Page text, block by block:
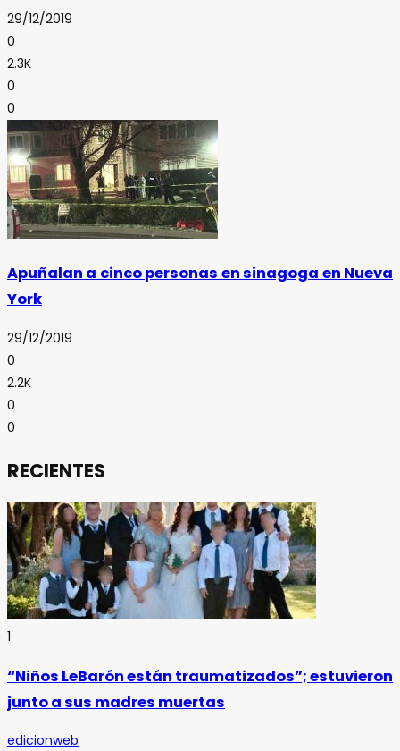
29/12/2019
0
2.3K
0
0
Apuñalan a cinco personas en sinagoga en Nueva
York
29/12/2019
0
2.2K
0
0
RECIENTES
1
“Niños LeBarón están traumatizados”; estuvieron
junto a sus madres muertas
edicionweb